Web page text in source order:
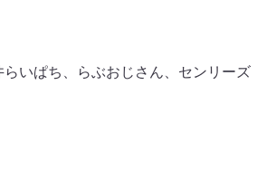
いぱち、らぶおじさん、センリーズ